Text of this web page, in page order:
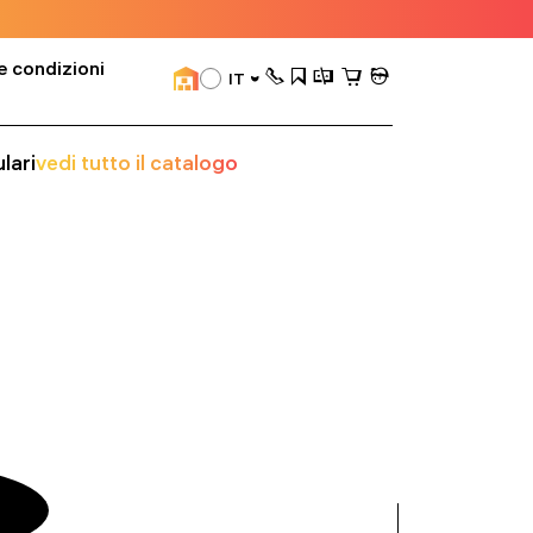
condizioni
IT
vedi tutto il catalogo